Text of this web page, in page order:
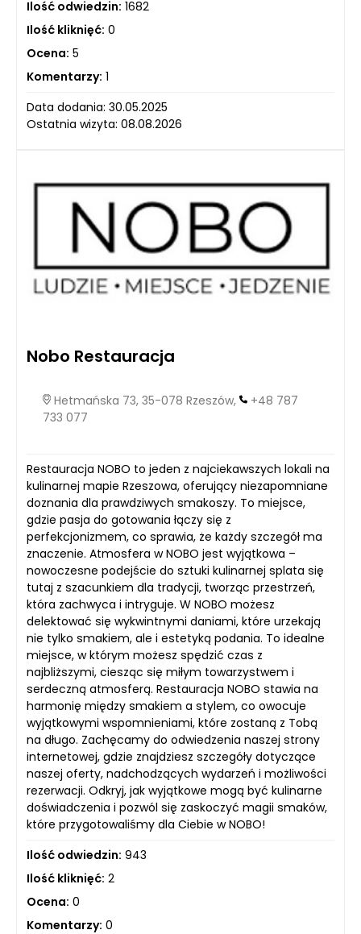
Ilość odwiedzin: 1682
Ilość kliknięć: 0
Ocena: 5
Komentarzy: 1
Data dodania: 30.05.2025
Ostatnia wizyta: 08.08.2026
Nobo Restauracja
Hetmańska 73, 35-078 Rzeszów,
+48 787
733 077
Restauracja NOBO to jeden z najciekawszych lokali na
kulinarnej mapie Rzeszowa, oferujący niezapomniane
doznania dla prawdziwych smakoszy. To miejsce,
gdzie pasja do gotowania łączy się z
perfekcjonizmem, co sprawia, że każdy szczegół ma
znaczenie. Atmosfera w NOBO jest wyjątkowa –
nowoczesne podejście do sztuki kulinarnej splata się
tutaj z szacunkiem dla tradycji, tworząc przestrzeń,
która zachwyca i intryguje. W NOBO możesz
delektować się wykwintnymi daniami, które urzekają
nie tylko smakiem, ale i estetyką podania. To idealne
miejsce, w którym możesz spędzić czas z
najbliższymi, ciesząc się miłym towarzystwem i
serdeczną atmosferą. Restauracja NOBO stawia na
harmonię między smakiem a stylem, co owocuje
wyjątkowymi wspomnieniami, które zostaną z Tobą
na długo. Zachęcamy do odwiedzenia naszej strony
internetowej, gdzie znajdziesz szczegóły dotyczące
naszej oferty, nadchodzących wydarzeń i możliwości
rezerwacji. Odkryj, jak wyjątkowe mogą być kulinarne
doświadczenia i pozwól się zaskoczyć magii smaków,
które przygotowaliśmy dla Ciebie w NOBO!
Ilość odwiedzin: 943
Ilość kliknięć: 2
Ocena: 0
Komentarzy: 0